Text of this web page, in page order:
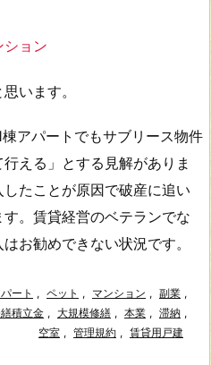
ョン
います。
アパートでもサブリース物件
える」とする見解がありま
たことが原因で破産に追い
。賃貸経営のベテランでな
お勧めできない状況です。
ート , ペット , マンション , 副業 ,
積立金 , 大規模修繕 , 本業 , 滞納 ,
空室 , 管理規約 , 賃貸用戸建